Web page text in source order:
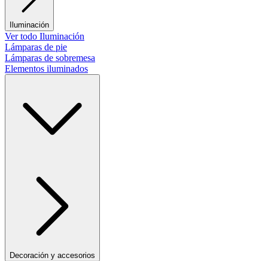
Iluminación
Ver todo Iluminación
Lámparas de pie
Lámparas de sobremesa
Elementos iluminados
Decoración y accesorios